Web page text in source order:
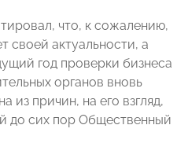
что, к сожалению,
своей актуальности, а
год проверки бизнеса
органов вновь
из причин, на его взгляд,
до сих пор Общественный